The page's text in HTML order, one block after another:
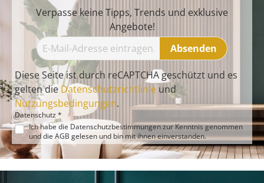
Verpasse keine Tipps, Trends und exklusive
Angebote!
Absenden
Diese Seite ist durch reCAPTCHA geschützt und es
gelten die Datenschutzrichtlinie und
Nutzungsbedingungen.
Datenschutz *
Ich habe die Datenschutzbestimmungenzur Kenntnis genommen
und die AGB gelesen und bin mit ihnen einverstanden.